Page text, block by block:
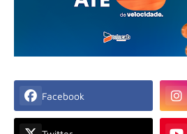
Facebook